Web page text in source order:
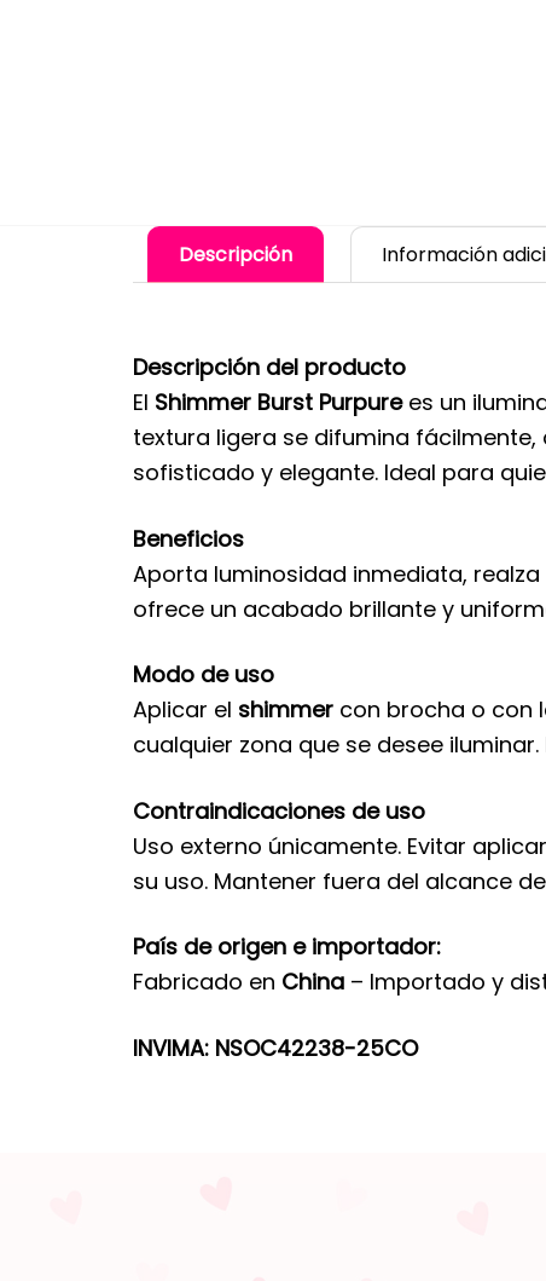
Descripción Información
Descripción del producto
El Shimmer Burst Purpure es un
textura ligera se difumina
sofisticado y elegante. Ideal para
Beneficios
Aporta luminosidad inmediata,
ofrece un acabado brillante y
Modo de uso
Aplicar el shimmercon brocha o con
cualquier zona que se desee
Contraindicaciones de uso
Uso externo únicamente. Evitar
su uso. Mantener fuera del alcance
País de origen e importador:
Fabricado en China– Importado y
INVIMA: NSOC42238-25CO